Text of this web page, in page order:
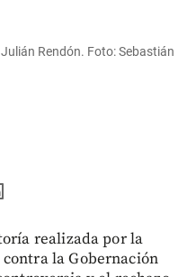
Rendón. Foto: Sebastián
realizada por la
la Gobernación